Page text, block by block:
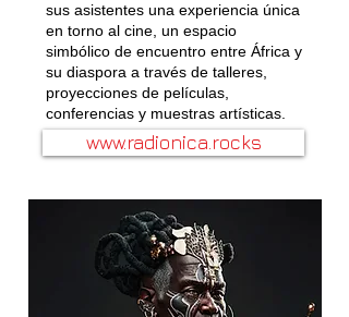
sus asistentes una experiencia única
en torno al cine, un espacio
simbólico de encuentro entre África y
su diaspora a través de talleres,
proyecciones de películas,
conferencias y muestras artísticas.
www.radionica.rocks